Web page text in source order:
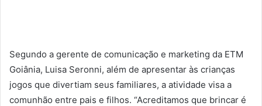
Segundo a gerente de comunicação e marketing da ETM
Goiânia, Luisa Seronni, além de apresentar às crianças
jogos que divertiam seus familiares, a atividade visa a
comunhão entre pais e filhos. “Acreditamos que brincar é